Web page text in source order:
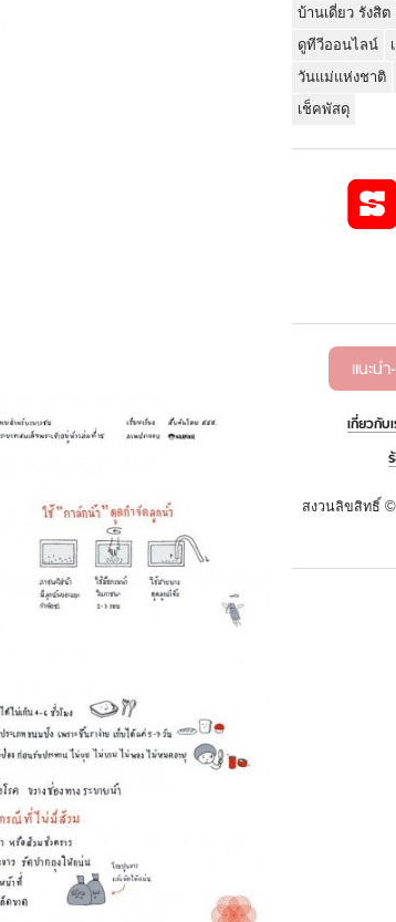
บ้านเดี่ยว รังสิต
ดูทีวีออนไลน์
วันแม่แห่งชาติ
เช็คพัสดุ
แนะน
เกี่ยวกับ
สงวนลิขสิทธิ์ ©